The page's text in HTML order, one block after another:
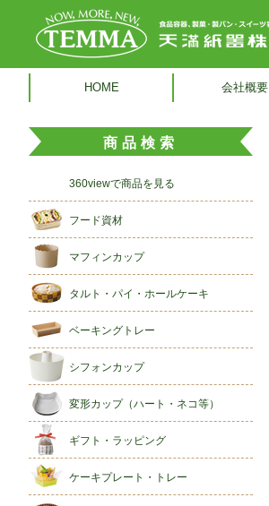
HOME 会社概要
商品検索
360viewで商品を見る
フード資材
マフィンカップ
タルト・パイ・ホールケーキ
ベーキングトレー
シフォンカップ
変形カップ（ハート・ネコ等）
ギフト・ラッピング
ケーキプレート・トレー